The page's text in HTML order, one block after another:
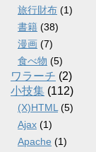
旅行財布 (1)
書籍 (38)
漫画 (7)
食べ物 (5)
ワラーチ (2)
小技集 (112)
(X)HTML(5)
Ajax (1)
Apache (1)